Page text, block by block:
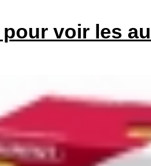
voir les